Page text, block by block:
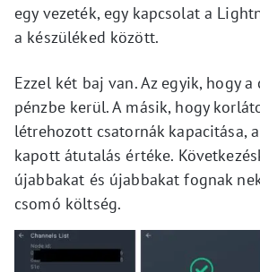
egy vezeték, egy kapcsolat a
a készüléked között.
Ezzel két baj van. Az egyik, hogy
pénzbe kerül. A másik, hogy
létrehozott csatornák kapacitása,
kapott átutalás értéke.
újabbakat és újabbakat fognak
csomó költség.